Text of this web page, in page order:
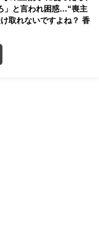
」と言われ困惑…“喪主
取れないですよね？ 香